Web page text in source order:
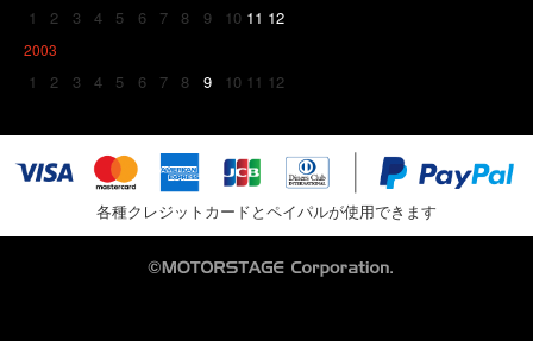
1 2 3 4 5 6 7 8 9 10 11 12
2003
1 2 3 4 5 6 7 8 9 10 11 12
各種クレジットカードとペイパルが使用できます